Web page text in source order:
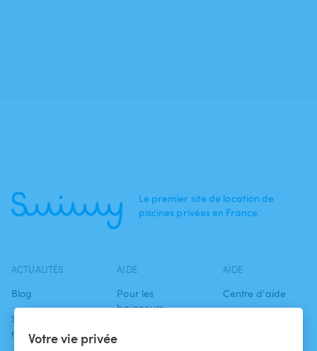
Votre vie privée
Le premier site de location de
piscines privées en France.
ACTUALITÉS
Blog
Swimmy dans les
médias
AIDE
Pour les
baigneurs
AIDE
Centre d'aide